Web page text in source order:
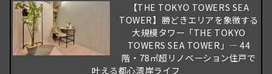
【THE TOKYO TOWERS SEA
TOWER】勝どきエリアを象徴する
大規模タワー「THE TOKYO
TOWERS SEA TOWER」― 44
階・78㎡超リノベーション住戸で
叶える都心湾岸ライフ